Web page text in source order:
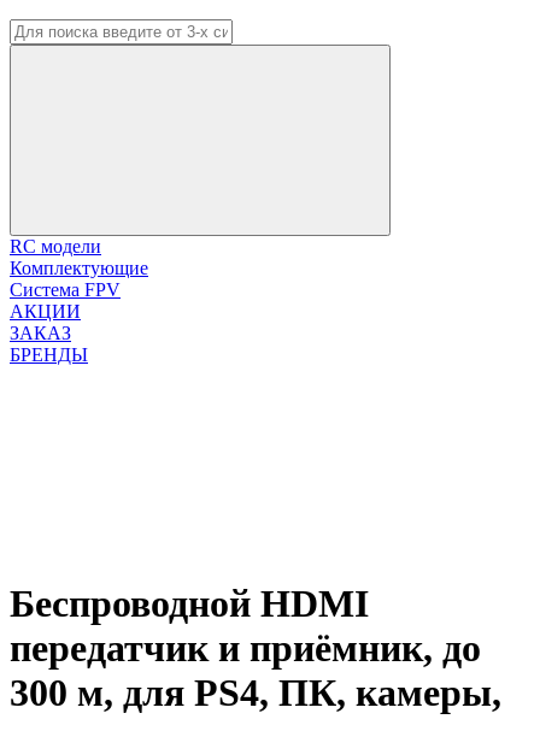
RC модели
Комплектующие
Система FPV
АКЦИИ
ЗАКАЗ
БРЕНДЫ
Беспроводной HDMI
передатчик и приёмник, до
300 м, для PS4, ПК, камеры,